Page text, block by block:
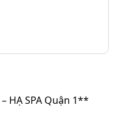
HẠ SPA Quận 1**